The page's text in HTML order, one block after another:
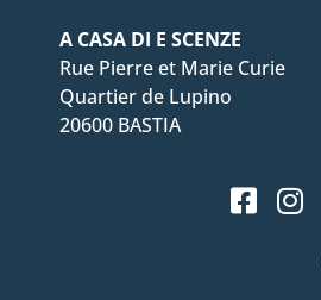
A CASA DI E SCENZE
Rue Pierre et Marie Curie
Quartier de Lupino
20600 BASTIA